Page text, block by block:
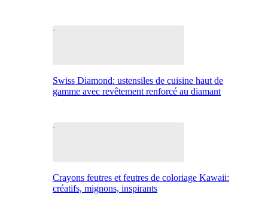
Swiss Diamond: ustensiles de cuisine haut de
gamme avec revêtement renforcé au diamant
Crayons feutres et feutres de coloriage Kawaii:
créatifs, mignons, inspirants